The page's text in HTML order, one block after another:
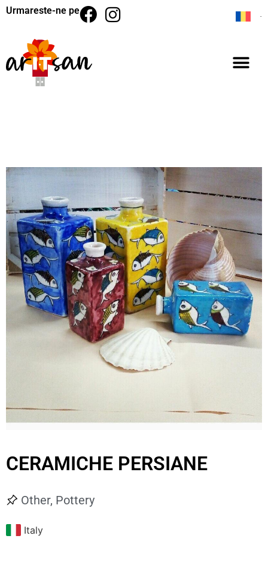
Urmareste-ne pe
CERAMICHE PERSIANE
Other, Pottery
Italy